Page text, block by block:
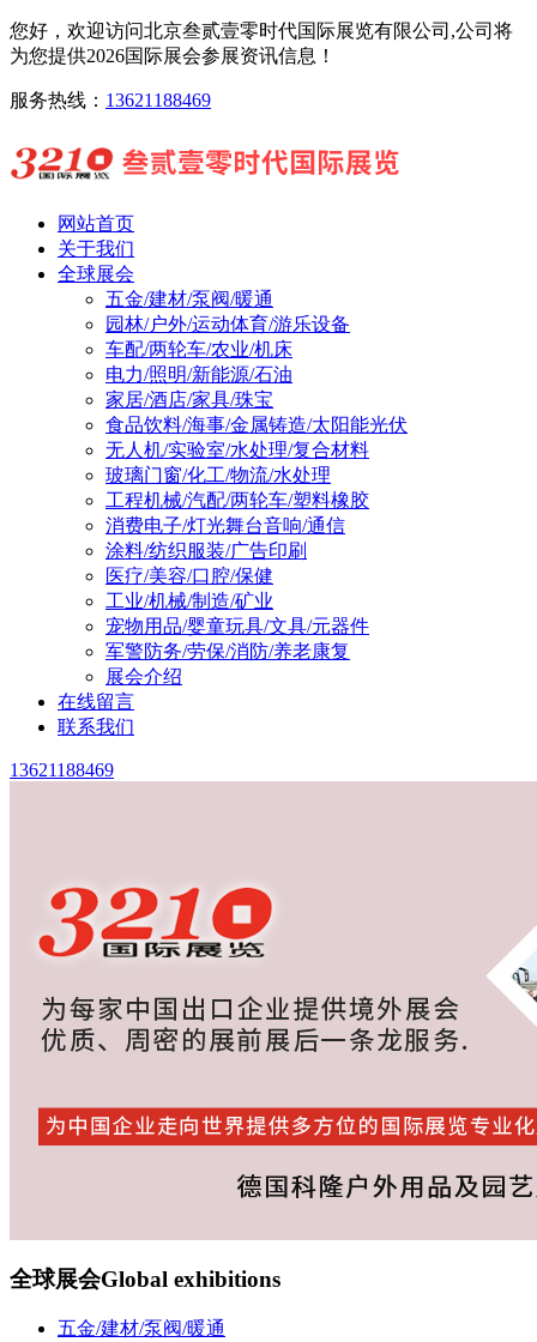
您好，欢迎访问北京叁贰壹零时代国际展览有限公司,公司将
为您提供2026国际展会参展资讯信息！
服务热线： 13621188469
网站首页
关于我们
全球展会
五金/建材/泵阀/暖通
园林/户外/运动体育/游乐设备
车配/两轮车/农业/机床
电力/照明/新能源/石油
家居/酒店/家具/珠宝
食品饮料/海事/金属铸造/太阳能光伏
无人机/实验室/水处理/复合材料
玻璃门窗/化工/物流/水处理
工程机械/汽配/两轮车/塑料橡胶
消费电子/灯光舞台音响/通信
涂料/纺织服装/广告印刷
医疗/美容/口腔/保健
工业/机械/制造/矿业
宠物用品/婴童玩具/文具/元器件
军警防务/劳保/消防/养老康复
展会介绍
在线留言
联系我们
13621188469
全球展会Global exhibitions
五金/建材/泵阀/暖通